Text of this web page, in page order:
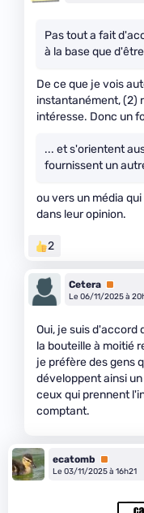
Pas tout a fait
à la base que
De ce que je vois
instantanément, (2)
intéresse. Donc un
... et s'orientent
fournissent un
ou vers un média
dans leur opinion.
2
Cetera Premium
Le 06/11/2025 à
Oui, je suis d'accord
la bouteille à moitié
je préfère des gens
développent ainsi
ceux qui prennent
comptant.
ecatomb
Premium
Le 03/11/2025 à 16h21